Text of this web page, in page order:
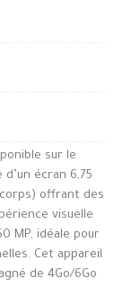
sur le
écran 6,75
offrant des
visuelle
MP, idéale pour
Cet appareil
de 4Go/6Go